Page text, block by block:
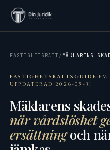
FASTIGHETSRÄTT / MÄKLARENS
FASTIGHETSRÄTTSGUIDE·
UPPDATERAD 2026-05-31
Mäklarens
när vårdslöshet
ersättningoch